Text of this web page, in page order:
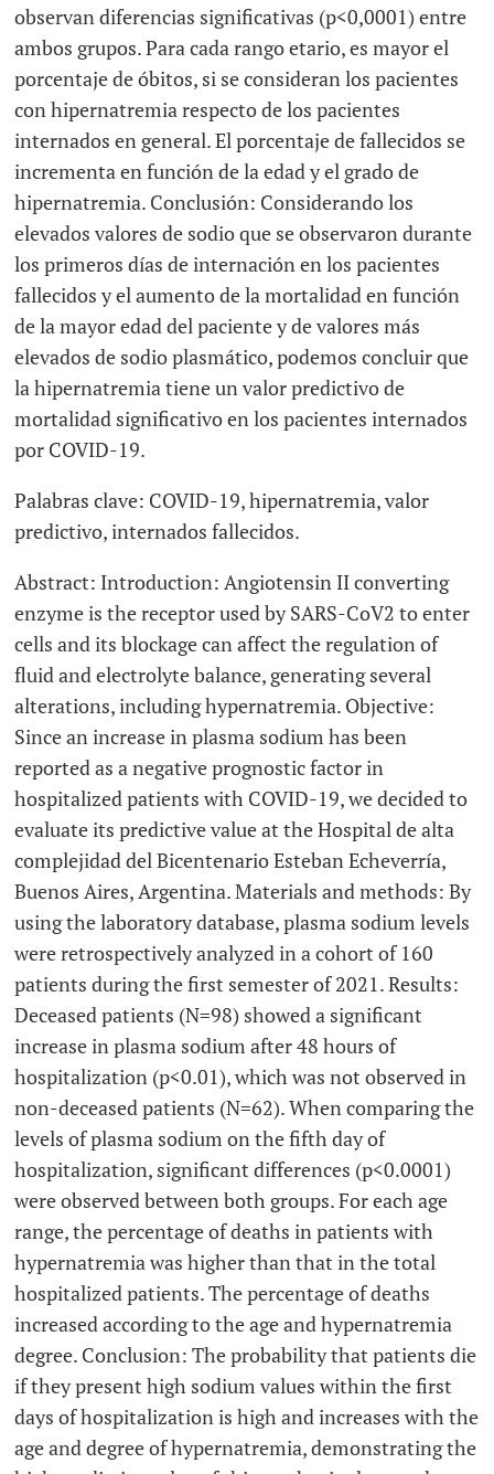
observan diferencias significativas (p<0,0001) entre
ambos grupos. Para cada rango etario, es mayor el
porcentaje de óbitos, si se consideran los pacientes
con hipernatremia respecto de los pacientes
internados en general. El porcentaje de fallecidos se
incrementa en función de la edad y el grado de
hipernatremia. Conclusión: Considerando los
elevados valores de sodio que se observaron durante
los primeros días de internación en los pacientes
fallecidos y el aumento de la mortalidad en función
de la mayor edad del paciente y de valores más
elevados de sodio plasmático, podemos concluir que
la hipernatremia tiene un valor predictivo de
mortalidad significativo en los pacientes internados
por COVID-19.
Palabras clave: COVID-19, hipernatremia, valor
predictivo, internados fallecidos.
Abstract: Introduction: Angiotensin II converting
enzyme is the receptor used by SARS-CoV2 to enter
cells and its blockage can affect the regulation of
fluid and electrolyte balance, generating several
alterations, including hypernatremia. Objective:
Since an increase in plasma sodium has been
reported as a negative prognostic factor in
hospitalized patients with COVID-19, we decided to
evaluate its predictive value at the Hospital de alta
complejidad del Bicentenario Esteban Echeverría,
Buenos Aires, Argentina. Materials and methods: By
using the laboratory database, plasma sodium levels
were retrospectively analyzed in a cohort of 160
patients during the first semester of 2021. Results:
Deceased patients (N=98) showed a significant
increase in plasma sodium after 48 hours of
hospitalization (p<0.01), which was not observed in
non-deceased patients (N=62). When comparing the
levels of plasma sodium on the fifth day of
hospitalization, significant differences (p<0.0001)
were observed between both groups. For each age
range, the percentage of deaths in patients with
hypernatremia was higher than that in the total
hospitalized patients. The percentage of deaths
increased according to the age and hypernatremia
degree. Conclusion: The probability that patients die
if they present high sodium values within the first
days of hospitalization is high and increases with the
age and degree of hypernatremia, demonstrating the